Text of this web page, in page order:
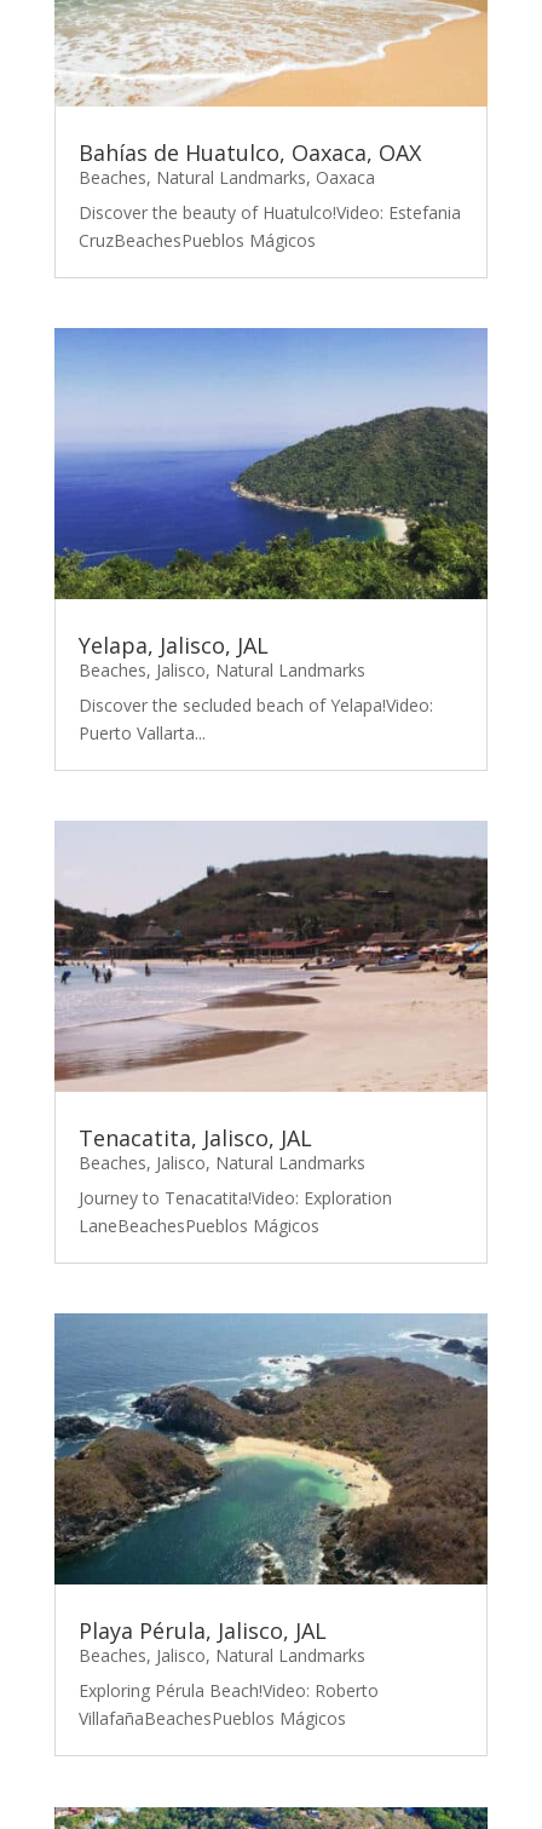
Bahías de Huatulco, Oaxaca, OAX
Beaches, Natural Landmarks, Oaxaca
Discover the beauty of Huatulco!Video: Estefania
CruzBeachesPueblos Mágicos
Yelapa, Jalisco, JAL
Beaches, Jalisco, Natural Landmarks
Discover the secluded beach of Yelapa!Video:
Puerto Vallarta...
Tenacatita, Jalisco, JAL
Beaches, Jalisco, Natural Landmarks
Journey to Tenacatita!Video: Exploration
LaneBeachesPueblos Mágicos
Playa Pérula, Jalisco, JAL
Beaches, Jalisco, Natural Landmarks
Exploring Pérula Beach!Video: Roberto
VillafañaBeachesPueblos Mágicos